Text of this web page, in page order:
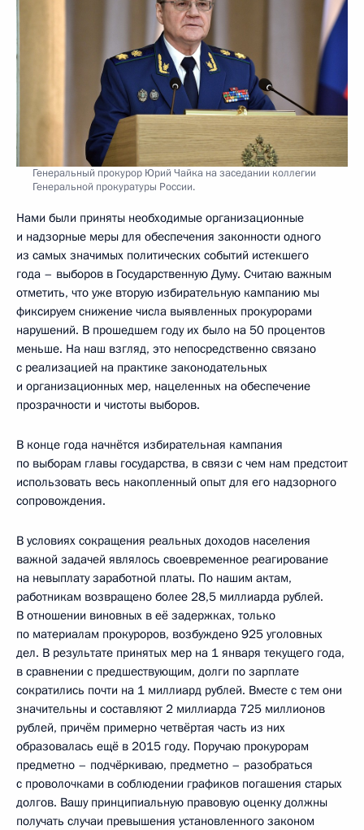
Генеральный прокурор Юрий Чайка на заседании коллегии
Генеральной прокуратуры России.
Нами были приняты необходимые организационные
и надзорные меры для обеспечения законности одного
из самых значимых политических событий истекшего
года – выборов в Государственную Думу. Считаю важным
отметить, что уже вторую избирательную кампанию мы
фиксируем снижение числа выявленных прокурорами
нарушений. В прошедшем году их было на 50 процентов
меньше. На наш взгляд, это непосредственно связано
с реализацией на практике законодательных
и организационных мер, нацеленных на обеспечение
прозрачности и чистоты выборов.
В конце года начнётся избирательная кампания
по выборам главы государства, в связи с чем нам предстоит
использовать весь накопленный опыт для его надзорного
сопровождения.
В условиях сокращения реальных доходов населения
важной задачей являлось своевременное реагирование
на невыплату заработной платы. По нашим актам,
работникам возвращено более 28,5 миллиарда рублей.
В отношении виновных в её задержках, только
по материалам прокуроров, возбуждено 925 уголовных
дел. В результате принятых мер на 1 января текущего года,
в сравнении с предшествующим, долги по зарплате
сократились почти на 1 миллиард рублей. Вместе с тем они
значительны и составляют 2 миллиарда 725 миллионов
рублей, причём примерно четвёртая часть из них
образовалась ещё в 2015 году. Поручаю прокурорам
предметно – подчёркиваю, предметно – разобраться
с проволочками в соблюдении графиков погашения старых
долгов. Вашу принципиальную правовую оценку должны
получать случаи превышения установленного законом